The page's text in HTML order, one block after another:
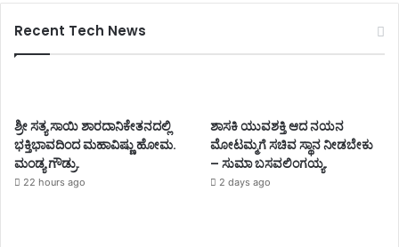
Recent Tech News
ಶ್ರೀ ಸತ್ಯ ಸಾಯಿ ಶಾರದಾನಿಕೇತನದಲ್ಲಿ
ಭಕ್ತಿಭಾವದಿಂದ ಮಹಾವಿಷ್ಣು ಹೋಮ.
ಮಂಡ್ಯ ಗೌಡ್ರು.
22 hours ago
ಶಾಸಕಿ ಯುವಶಕ್ತಿ ಆದ ನಯನ
ಮೋಟಮ್ಮಗೆ ಸಚಿವ ಸ್ಥಾನ ನೀಡಬೇಕು
– ಸುಮಾ ಬಸವಲಿಂಗಯ್ಯ.
2 days ago